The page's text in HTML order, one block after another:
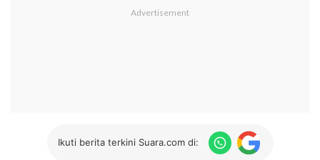
Ikuti berita terkini Suara.com di: